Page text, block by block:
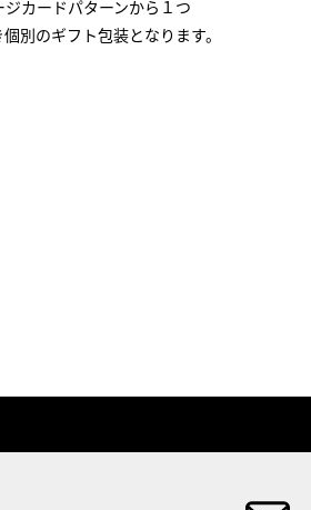
カードパターンから１つ
別のギフト包装となります。